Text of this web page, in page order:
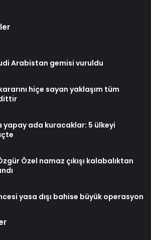
Arabistan gemisi vuruldu
hiçe sayan yaklaşım tüm
yapay ada kuracaklar: 5 ülkeyi
Özel namaz çıkışı kalabalıktan
yasa dışı bahise büyük operasyon